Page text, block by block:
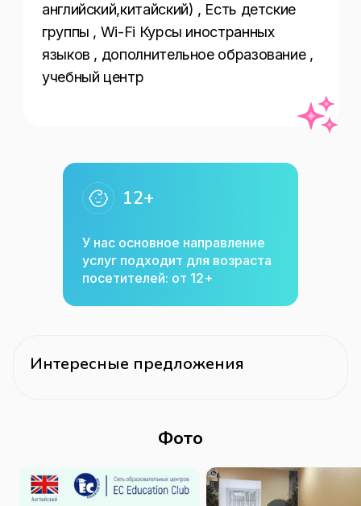
английский,китайский) , Есть детские
группы , Wi-Fi Курсы иностранных
языков , дополнительное образование ,
учебный центр
12+
У нас основное направление
услуг подходит для возраста
посетителей: от 12+
Интересные предложения
Фото